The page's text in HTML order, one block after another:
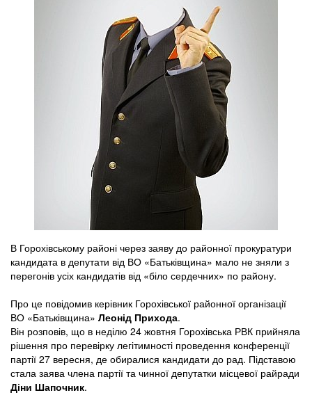
В Горохівському районі через заяву до районної прокуратури
кандидата в депутати від ВО «Батьківщина» мало не зняли з
перегонів усіх кандидатів від «біло сердечних» по району.
Про це повідомив керівник Горохівської районної організації
ВО «Батьківщина» Леонід Прихода.
Він розповів, що в неділю 24 жовтня Горохівська РВК прийняла
рішення про перевірку легітимності проведення конференції
партії 27 вересня, де обиралися кандидати до рад. Підставою
стала заява члена партії та чинної депутатки місцевої райради
Діни Шапочник.